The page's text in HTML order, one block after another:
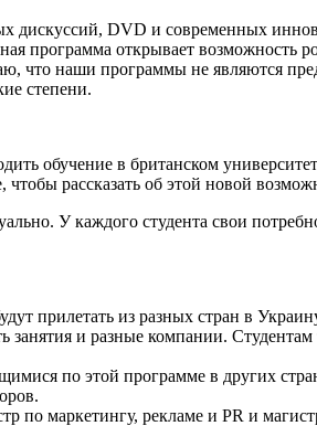
дискуссий, DVD и современных
программа открывает возможность
что наши программы не являются
степени.
обучение в британском
рассказать об этой новой
У каждого студента свои
прилетать из разных стран в
занятия и разные компании.
по этой программе в других
маркетингу, рекламе и PR и